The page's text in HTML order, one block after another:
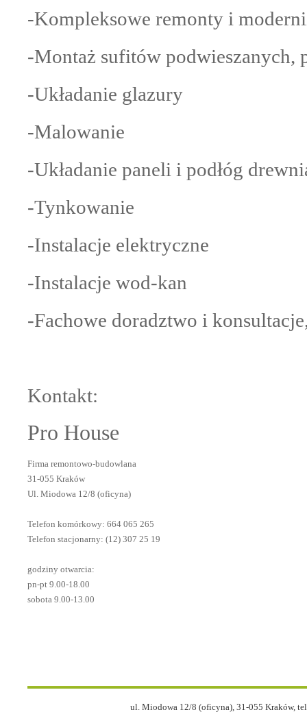
-Kompleksowe remonty i
-Montaż sufitów podwieszanych,
-Układanie glazury
-Malowanie
-Układanie paneli i podłóg
-Tynkowanie
-Instalacje elektryczne
-Instalacje wod-kan
-Fachowe doradztwo i
Kontakt:
Pro House
Firma remontowo-budowlana
31-055 Kraków
Ul. Miodowa 12/8 (oficyna)
Telefon komórkowy: 664 065 265
Telefon stacjonarny: (12) 307 25 19
godziny otwarcia:
pn-pt 9.00-18.00
sobota 9.00-13.00
ul. Miodowa 12/8 (oficyna), 31-055 Kraków,